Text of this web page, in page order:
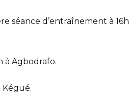
séance d’entraînement à
à Agbodrafo.
Kégué.